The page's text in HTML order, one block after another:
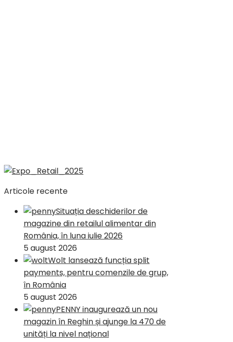
Articole recente
Situația deschiderilor de
magazine din retailul alimentar din
România, în luna iulie 2026
5 august 2026
Wolt lansează funcția split
payments, pentru comenzile de grup,
în România
5 august 2026
PENNY inaugurează un nou
magazin în Reghin și ajunge la 470 de
unități la nivel național